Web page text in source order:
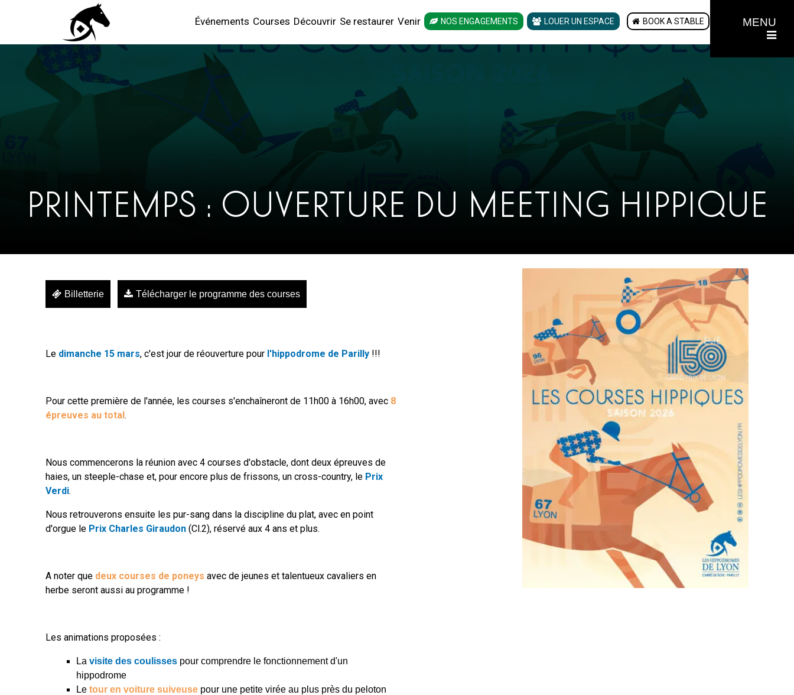
MENU
Événements Courses Découvrir Se restaurer Venir NOS ENGAGEMENTS LOUER UN ESPACE BOOK A STABLE
PRINTEMPS : OUVERTURE DU MEETING HIPPIQUE
Billetterie Télécharger le programme des courses
Le dimanche 15 mars, c'est jour de réouverture pour l'hippodrome de Parilly !!!
Pour cette première de l'année, les courses s'enchaîneront de 11h00 à 16h00, avec 8
épreuves au total.
Nous commencerons la réunion avec 4 courses d'obstacle, dont deux épreuves de
haies, un steeple-chase et, pour encore plus de frissons, un cross-country, le Prix
Verdi.
Nous retrouverons ensuite les pur-sang dans la discipline du plat, avec en point
d'orgue le Prix Charles Giraudon (Cl.2), réservé aux 4 ans et plus.
A noter que deux courses de poneys avec de jeunes et talentueux cavaliers en
herbe seront aussi au programme !
Les animations proposées :
La visite des coulisses pour comprendre le fonctionnement d'un
hippodrome
Le tour en voiture suiveuse pour une petite virée au plus près du peloton